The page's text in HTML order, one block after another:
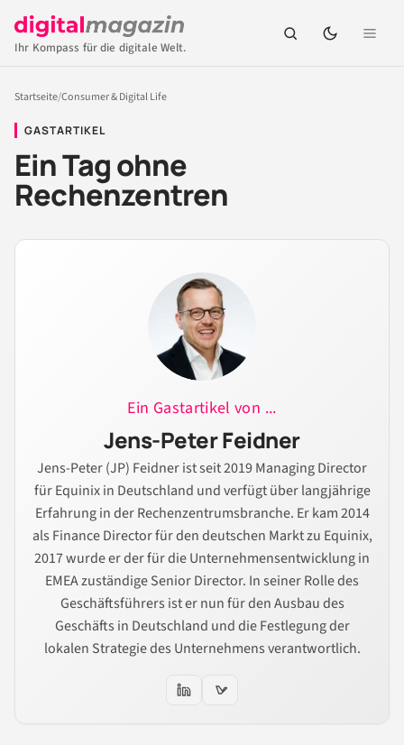
Ihr Kompass für die digitale Welt.
Startseite/Consumer & Digital Life
GASTARTIKEL
Ein Tag ohne
Rechenzentren
Ein Gastartikel von ...
Jens-Peter Feidner
Jens-Peter (JP) Feidner ist seit 2019 Managing Director
für Equinix in Deutschland und verfügt über langjährige
Erfahrung in der Rechenzentrumsbranche. Er kam 2014
als Finance Director für den deutschen Markt zu Equinix,
2017 wurde er der für die Unternehmensentwicklung in
EMEA zuständige Senior Director. In seiner Rolle des
Geschäftsführers ist er nun für den Ausbau des
Geschäfts in Deutschland und die Festlegung der
lokalen Strategie des Unternehmens verantwortlich.